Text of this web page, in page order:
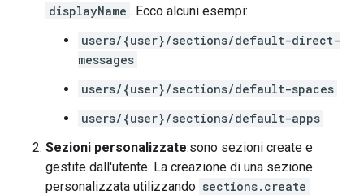
displayName . Ecco alcuni esempi:
users/{user}/sections/default-direct-
messages
users/{user}/sections/default-spaces
users/{user}/sections/default-apps
Sezioni personalizzate:sono sezioni create e
gestite dall'utente. La creazione di una sezione
personalizzata utilizzando sections.create